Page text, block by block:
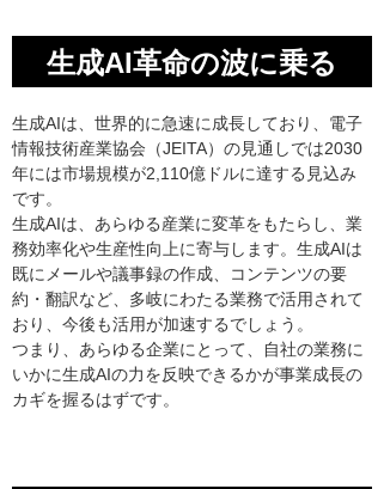
生成AI革命の波に乗る
生成AIは、世界的に急速に成長しており、電子
情報技術産業協会（JEITA）の見通しでは2030
年には市場規模が2,110億ドルに達する見込み
です。
生成AIは、あらゆる産業に変革をもたらし、業
務効率化や生産性向上に寄与します。生成AIは
既にメールや議事録の作成、コンテンツの要
約・翻訳など、多岐にわたる業務で活用されて
おり、今後も活用が加速するでしょう。
つまり、あらゆる企業にとって、自社の業務に
いかに生成AIの力を反映できるかが事業成長の
カギを握るはずです。